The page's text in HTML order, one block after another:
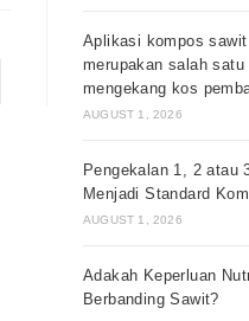
Aplikasi kompos
merupakan salah
mengekang kos
AUGUST 1, 2026
Pengekalan 1, 2 atau
Menjadi Standard
AUGUST 1, 2026
Adakah Keperluan
Berbanding Sawit?